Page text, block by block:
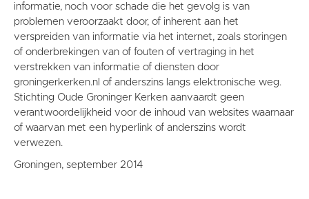
informatie, noch voor schade die het gevolg is van
problemen veroorzaakt door, of inherent aan het
verspreiden van informatie via het internet, zoals storingen
of onderbrekingen van of fouten of vertraging in het
verstrekken van informatie of diensten door
groningerkerken.nl of anderszins langs elektronische weg.
Stichting Oude Groninger Kerken aanvaardt geen
verantwoordelijkheid voor de inhoud van websites waarnaar
of waarvan met een hyperlink of anderszins wordt
verwezen.
Groningen, september 2014